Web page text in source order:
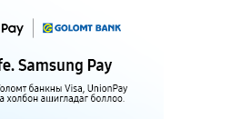
хэрэгслүүд
маргааш эхэлнэ